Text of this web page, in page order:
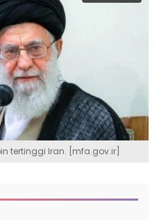
tertinggi Iran. [mfa.gov.ir]